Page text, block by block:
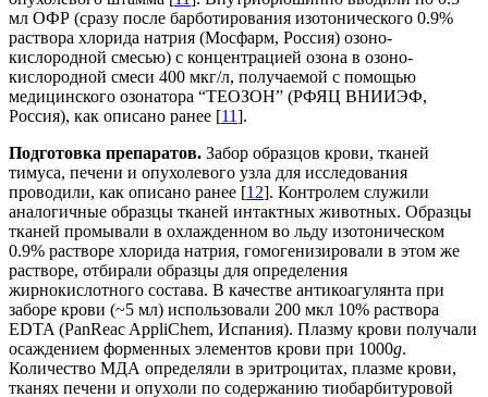
мл ОФР (сразу после барботирования изотонического 0.9%
раствора хлорида натрия (Мосфарм, Россия) озоно-
кислородной смесью) с концентрацией озона в озоно-
кислородной смеси 400 мкг/л, получаемой с помощью
медицинского озонатора “ТЕОЗОН” (РФЯЦ ВНИИЭФ,
Россия), как описано ранее [11].
Подготовка препаратов. Забор образцов крови, тканей
тимуса, печени и опухолевого узла для исследования
проводили, как описано ранее [12]. Контролем служили
аналогичные образцы тканей интактных животных. Образцы
тканей промывали в охлажденном во льду изотоническом
0.9% растворе хлорида натрия, гомогенизировали в этом же
растворе, отбирали образцы для определения
жирнокислотного состава. В качестве антикоагулянта при
заборе крови (~5 мл) использовали 200 мкл 10% раствора
EDTA (PanReac AppliChem, Испания). Плазму крови получали
осаждением форменных элементов крови при 1000g.
Количество МДА определяли в эритроцитах, плазме крови,
тканях печени и опухоли по содержанию тиобарбитуровой